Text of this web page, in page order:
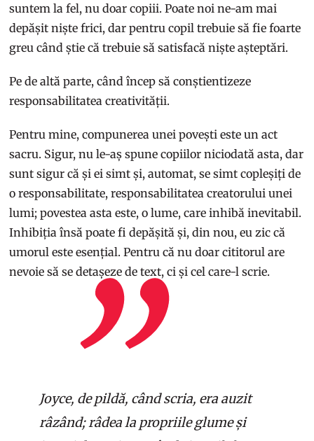
suntem la fel, nu doar copiii. Poate noi ne-am mai
depășit niște frici, dar pentru copil trebuie să fie foarte
greu când știe că trebuie să satisfacă niște așteptări.
Pe de altă parte, când încep să conștientizeze
responsabilitatea creativității.
Pentru mine, compunerea unei povești este un act
sacru. Sigur, nu le-aș spune copiilor niciodată asta, dar
sunt sigur că și ei simt și, automat, se simt copleșiți de
o responsabilitate, responsabilitatea creatorului unei
lumi; povestea asta este, o lume, care inhibă inevitabil.
Inhibiția însă poate fi depășită și, din nou, eu zic că
umorul este esențial. Pentru că nu doar cititorul are
nevoie să se detașeze de text, ci și cel care-l scrie.
Joyce, de pildă, când scria, era auzit
râzând; râdea la propriile glume și